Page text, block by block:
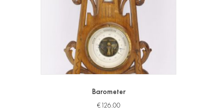
Barometer
€126.00